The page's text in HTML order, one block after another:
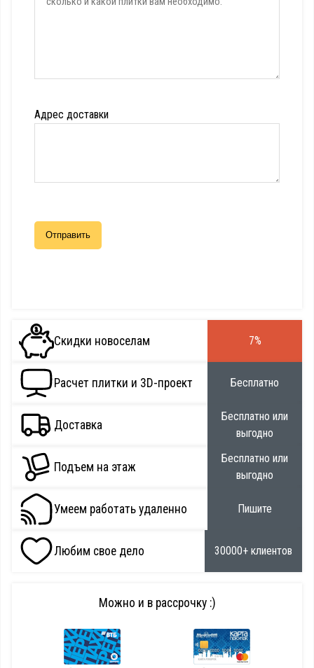
Адрес доставки
Скидки новоселам 7%
Расчет плитки и 3D-проект Бесплатно
Доставка
Бесплатно или
выгодно
Подъем на этаж
Бесплатно или
выгодно
Умеем работать удаленно Пишите
Любим свое дело 30000+ клиентов
Можно и в рассрочку :)